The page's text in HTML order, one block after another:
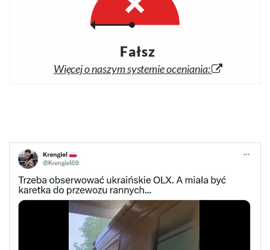
Fałsz
Więcej o naszym systemie oceniania: